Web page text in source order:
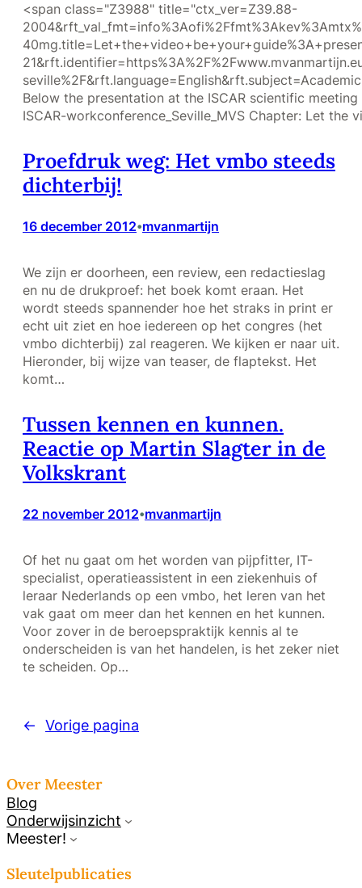
<span class="Z3988" title="ctx_ver=Z39.88-
Below the presentation at the ISCAR scientific
ISCAR-workconference_Seville_MVS Chapter: Let the
Proefdruk weg: Het vmbo steeds
dichterbij!
16 december 2012•mvanmartijn
We zijn er doorheen, een review, een redactieslag
en nu de drukproef: het boek komt eraan. Het
wordt steeds spannender hoe het straks in print er
echt uit ziet en hoe iedereen op het congres (het
vmbo dichterbij) zal reageren. We kijken er naar uit.
Hieronder, bij wijze van teaser, de flaptekst. Het
komt…
Tussen kennen en kunnen.
Reactie op Martin Slagter in de
Volkskrant
22 november 2012•mvanmartijn
Of het nu gaat om het worden van pijpfitter, IT-
specialist, operatieassistent in een ziekenhuis of
leraar Nederlands op een vmbo, het leren van het
vak gaat om meer dan het kennen en het kunnen.
Voor zover in de beroepspraktijk kennis al te
onderscheiden is van het handelen, is het zeker niet
te scheiden. Op…
← Vorige pagina
Over Meester
Blog
Onderwijsinzicht
Meester!
Sleutelpublicaties